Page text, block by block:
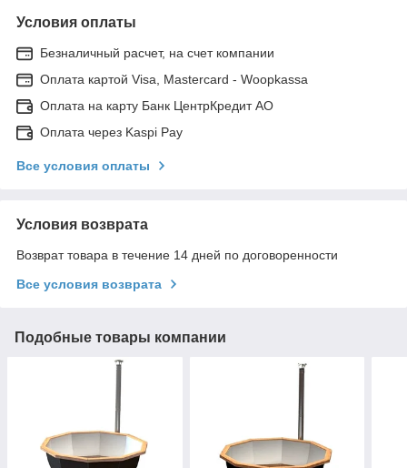
Условия оплаты
Безналичный расчет, на счет компании
Оплата картой Visa, Mastercard - Woopkassa
Оплата на карту Банк ЦентрКредит АО
Оплата через Kaspi Pay
Все условия оплаты
Условия возврата
Возврат товара в течение 14 дней по договоренности
Все условия возврата
Подобные товары компании